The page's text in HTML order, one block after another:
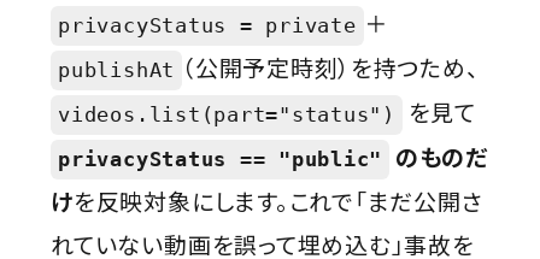
privacyStatus = private ＋
publishAt （公開予定時刻）を持つため、
videos.list(part="status") を見て
privacyStatus == "public"
のものだ
けを反映対象にします。これで「まだ公開さ
れていない動画を誤って埋め込む」事故を